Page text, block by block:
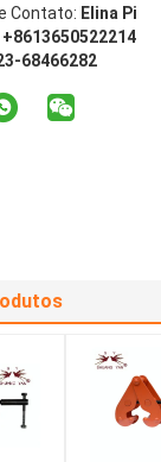
Contato: Elina Pi
+8613650522214
68466282